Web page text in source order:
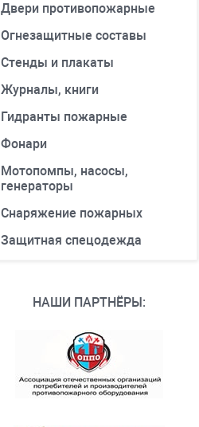
Двери противопожарные
Огнезащитные составы
Стенды и плакаты
Журналы, книги
Гидранты пожарные
Фонари
Мотопомпы, насосы,
генераторы
Снаряжение пожарных
Защитная спецодежда
НАШИ ПАРТНЁРЫ: